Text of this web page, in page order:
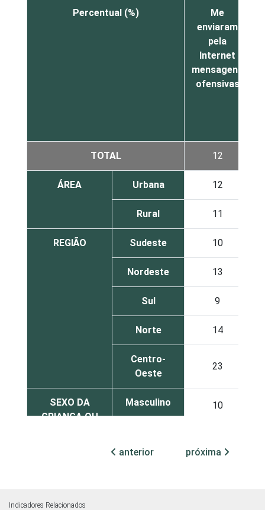
Percentual (%)
Me
enviaram
pela
Internet
mensagens
ofensivas
TOTAL 12
ÁREA Urbana 12
Rural 11
REGIÃO Sudeste 10
Nordeste 13
Sul 9
Norte 14
Centro-
Oeste
23
SEXO DA
CRIANÇA OU
Masculino 10
RESPONSÁVEIS
anterior próxima
Indicadores Relacionados